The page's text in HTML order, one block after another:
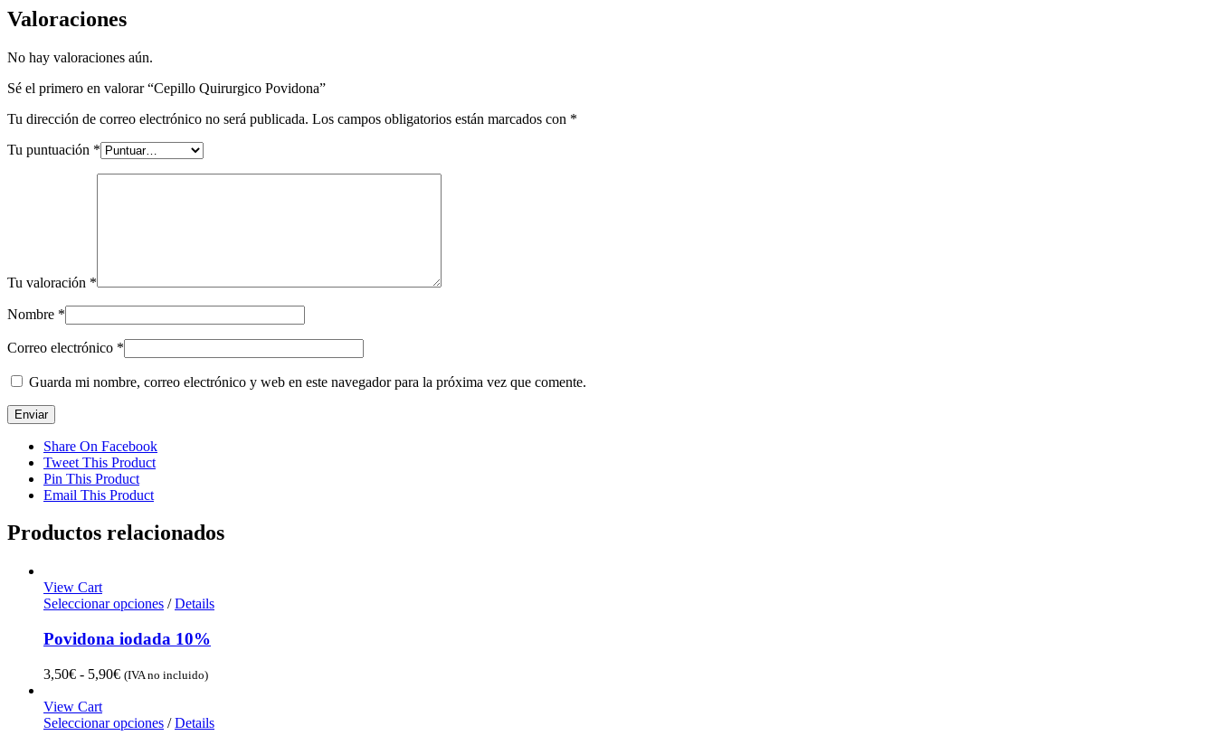
Valoraciones
No hay valoraciones aún.
Sé el primero en valorar “Cepillo Quirurgico Povidona”
Tu dirección de correo electrónico no será publicada. Los campos obligatorios están marcados con *
Tu puntuación *
Tu valoración *
Nombre *
Correo electrónico *
Guarda mi nombre, correo electrónico y web en este navegador para la próxima vez que comente.
Share On Facebook
Tweet This Product
Pin This Product
Email This Product
Productos relacionados
View Cart
Seleccionar opciones / Details
Povidona iodada 10%
3,50€ - 5,90€Rango
desde
(IVA no incluido)
View Cart
Seleccionar opciones / Details